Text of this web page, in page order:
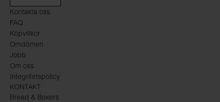
Kontakta oss
FAQ
Köpvillkor
Omdömen
Jobb
Om oss
Integritetspolicy
KONTAKT
Bread & Boxers